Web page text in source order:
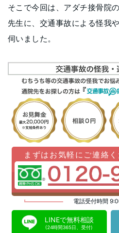
そこで今回は、アダチ接骨院
先生に、交通事故による怪我
伺いました。
まずはお気軽にご連絡
電話受付時間
LINEで無料相談
(24時間365日、受付)